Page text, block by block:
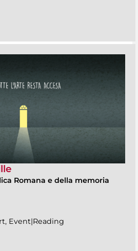
Romana e della memoria
Event|Reading